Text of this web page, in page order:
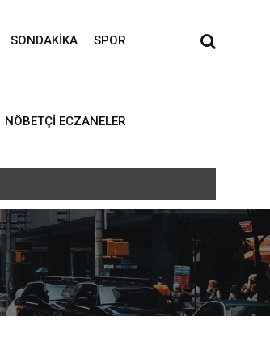
SONDAKIKA SPOR
NÖBETÇI ECZANELER